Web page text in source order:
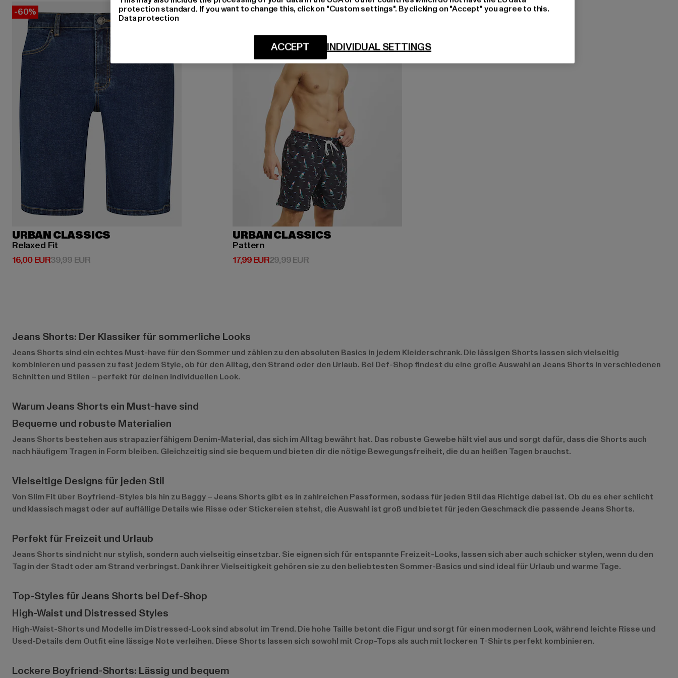
-60%
URBAN CLASSICS
Relaxed Fit
16,00 EUR
Derzeitiger Preis: 16,00 EUR
39,99 EURAktionspreis: 39,99 EUR
-40%
URBAN CLASSICS
Pattern
17,99 EUR
Derzeitiger Preis: 17,99 EUR
29,99 EURAktionspreis: 29,99 EUR
Jeans Shorts: Der Klassiker für sommerliche Looks
Jeans Shorts sind ein echtes Must-have für den Sommer und zählen zu den absoluten Basics in jedem Kleiderschrank. Die lässigen Shorts lassen sich vielseitig
kombinieren und passen zu fast jedem Style, ob für den Alltag, den Strand oder den Urlaub. Bei Def-Shop findest du eine große Auswahl an Jeans Shorts in verschiedenen
Schnitten und Stilen – perfekt für deinen individuellen Look.
Warum Jeans Shorts ein Must-have sind
Bequeme und robuste Materialien
Jeans Shorts bestehen aus strapazierfähigem Denim-Material, das sich im Alltag bewährt hat. Das robuste Gewebe hält viel aus und sorgt dafür, dass die Shorts auch
nach häufigem Tragen in Form bleiben. Gleichzeitig sind sie bequem und bieten dir die nötige Bewegungsfreiheit, die du an heißen Tagen brauchst.
Vielseitige Designs für jeden Stil
Von Slim Fit über Boyfriend-Styles bis hin zu Baggy – Jeans Shorts gibt es in zahlreichen Passformen, sodass für jeden Stil das Richtige dabei ist. Ob du es eher schlicht
und klassisch magst oder auf auffällige Details wie Risse oder Stickereien stehst, die Auswahl ist groß und bietet für jeden Geschmack die passende Jeans Shorts.
Perfekt für Freizeit und Urlaub
Jeans Shorts sind nicht nur stylish, sondern auch vielseitig einsetzbar. Sie eignen sich für entspannte Freizeit-Looks, lassen sich aber auch schicker stylen, wenn du den
Tag in der Stadt oder am Strand verbringst. Dank ihrer Vielseitigkeit gehören sie zu den beliebtesten Sommer-Basics und sind ideal für Urlaub und warme Tage.
Top-Styles für Jeans Shorts bei Def-Shop
High-Waist und Distressed Styles
High-Waist-Shorts und Modelle im Distressed-Look sind absolut im Trend. Die hohe Taille betont die Figur und sorgt für einen modernen Look, während leichte Risse und
Used-Details dem Outfit eine lässige Note verleihen. Diese Shorts lassen sich sowohl mit Crop-Tops als auch mit lockeren T-Shirts perfekt kombinieren.
Lockere Boyfriend-Shorts: Lässig und bequem
protection standard. If you want to change this, click on "Custom settings". By clicking on "Accept" you agree to this.
Data protection
INDIVIDUAL SETTINGS
ACCEPT